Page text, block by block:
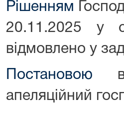
Рішенням
20.11.2025 у
відмовлено у
Постановою
апеляційний